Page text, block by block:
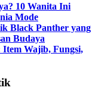
10 Wanita Ini
Mode
Black Panther yang
Budaya
Wajib, Fungsi,